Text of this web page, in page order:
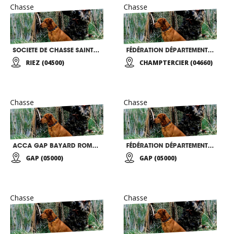
Chasse
SOCIETE DE CHASSE SAINT HUBERT
RIEZ (04500)
Chasse
FÉDÉRATION DÉPARTEMENTALE DESCHASSEURS ALPES DEHAUTEPROVENCE
CHAMPTERCIER (04660)
Chasse
ACCA GAP BAYARD ROMETTE
GAP (05000)
Chasse
FÉDÉRATION DÉPARTEMENTALE DES CHASSEURS HAUTES ALPES
GAP (05000)
Chasse Chasse